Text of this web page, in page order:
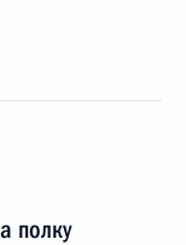
полку